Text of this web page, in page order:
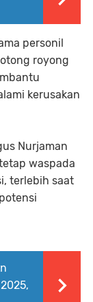
personil
royong
kerusakan
Nurjaman
waspada
terlebih saat